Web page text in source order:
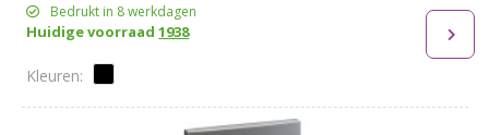
Bedrukt in 8 werkdagen
Huidige voorraad1938